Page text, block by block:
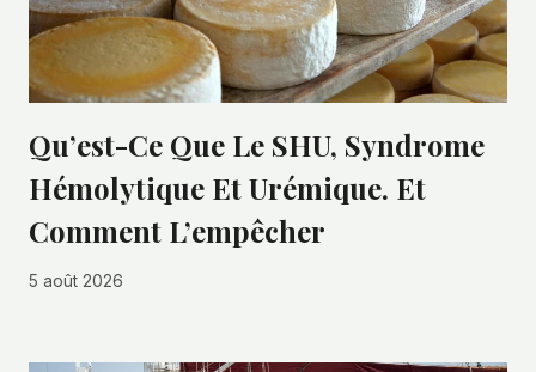
Qu’est-Ce Que Le SHU, Syndrome
Hémolytique Et Urémique. Et
Comment L’empêcher
5 août 2026